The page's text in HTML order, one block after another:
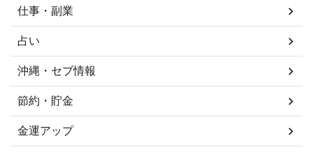
仕事・副業
占い
沖縄・セブ情報
節約・貯金
金運アップ